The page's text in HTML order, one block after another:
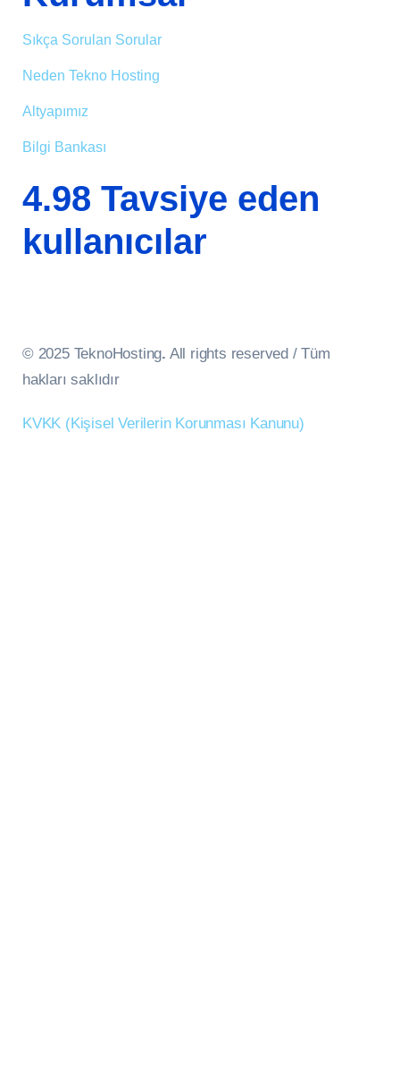
Sıkça Sorulan Sorular
Neden Tekno Hosting
Altyapımız
Bilgi Bankası
4.98 Tavsiye eden
kullanıcılar
© 2025 TeknoHosting. All rights reserved / Tüm
hakları saklıdır
KVKK (Kişisel Verilerin Korunması Kanunu)